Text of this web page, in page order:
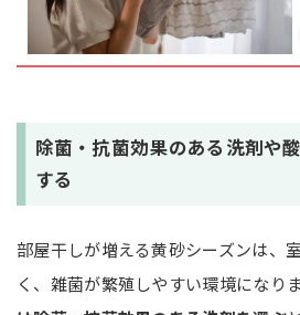
除菌・抗菌効果のある洗剤や
する
部屋干しが増える黄砂シーズンは、
く、雑菌が繁殖しやすい環境になり